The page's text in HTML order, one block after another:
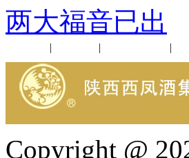
两大福音已出
| | |
Copyright @